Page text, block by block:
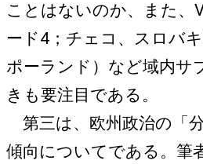
ことはないのか、また、
ード4；チェコ、スロバ
ポーランド）など域内サ
きも要注目である。
第三は、欧州政治の「
傾向についてである。筆